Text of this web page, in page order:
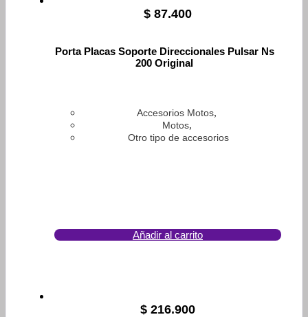
$ 87.400
Porta Placas Soporte Direccionales Pulsar Ns
200 Original
Accesorios Motos,
Motos,
Otro tipo de accesorios
Añadir al carrito
$ 216.900